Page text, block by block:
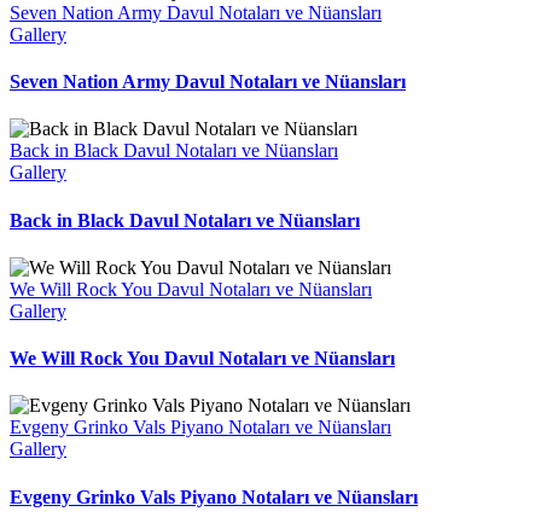
Seven Nation Army Davul Notaları ve Nüansları
Gallery
Seven Nation Army Davul Notaları ve Nüansları
Back in Black Davul Notaları ve Nüansları
Gallery
Back in Black Davul Notaları ve Nüansları
We Will Rock You Davul Notaları ve Nüansları
Gallery
We Will Rock You Davul Notaları ve Nüansları
Evgeny Grinko Vals Piyano Notaları ve Nüansları
Gallery
Evgeny Grinko Vals Piyano Notaları ve Nüansları